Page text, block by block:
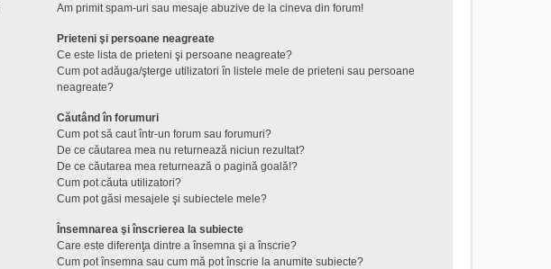
Am primit spam-uri sau mesaje abuzive de la cineva din forum!
Prieteni şi persoane neagreate
Ce este lista de prieteni şi persoane neagreate?
Cum pot adăuga/şterge utilizatori în listele mele de prieteni sau persoane
neagreate?
Căutând în forumuri
Cum pot să caut într-un forum sau forumuri?
De ce căutarea mea nu returnează niciun rezultat?
De ce căutarea mea returnează o pagină goală!?
Cum pot căuta utilizatori?
Cum pot găsi mesajele şi subiectele mele?
Însemnarea şi înscrierea la subiecte
Care este diferenţa dintre a însemna şi a înscrie?
Cum pot însemna sau cum mă pot înscrie la anumite subiecte?